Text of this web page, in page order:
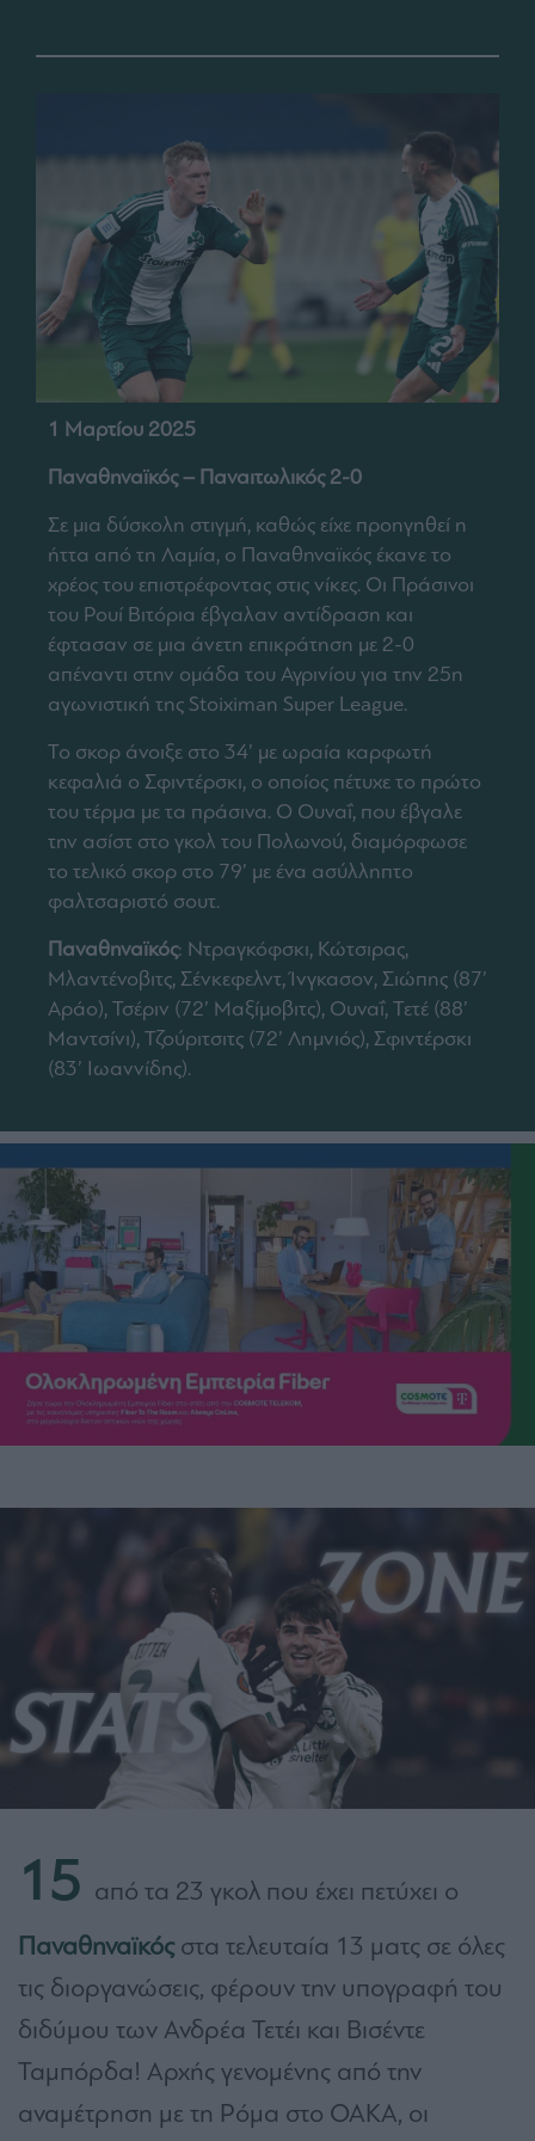
1 Μαρτίου 2025
Παναθηναϊκός – Παναιτωλικός 2-0
Σε μια δύσκολη στιγμή, καθώς είχε προηγηθεί η
ήττα από τη Λαμία, ο Παναθηναϊκός έκανε το
χρέος του επιστρέφοντας στις νίκες. Οι Πράσινοι
του Ρουί Βιτόρια έβγαλαν αντίδραση και
έφτασαν σε μια άνετη επικράτηση με 2-0
απέναντι στην ομάδα του Αγρινίου για την 25η
αγωνιστική της Stoiximan Super League.
Το σκορ άνοιξε στο 34’ με ωραία καρφωτή
κεφαλιά ο Σφιντέρσκι, ο οποίος πέτυχε το πρώτο
του τέρμα με τα πράσινα. Ο Ουναΐ, που έβγαλε
την ασίστ στο γκολ του Πολωνού, διαμόρφωσε
το τελικό σκορ στο 79’ με ένα ασύλληπτο
φαλτσαριστό σουτ.
Παναθηναϊκός: Ντραγκόφσκι, Κώτσιρας,
Μλαντένοβιτς, Σένκεφελντ, Ίνγκασον, Σιώπης (87’
Αράο), Τσέριν (72’ Μαξίμοβιτς), Ουναΐ, Τετέ (88’
Μαντσίνι), Τζούριτσιτς (72’ Λημνιός), Σφιντέρσκι
(83’ Ιωαννίδης).
15 από τα 23 γκολ που έχει πετύχει ο
Παναθηναϊκός στα τελευταία 13 ματς σε όλες
τις διοργανώσεις, φέρουν την υπογραφή του
διδύμου των Ανδρέα Τετέι και Βισέντε
Ταμπόρδα! Αρχής γενομένης από την
αναμέτρηση με τη Ρόμα στο ΟΑΚΑ, οι